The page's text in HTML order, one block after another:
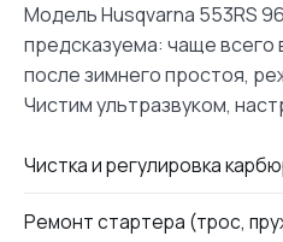
Модель Husqvarna 553RS
предсказуема: чаще
после зимнего простоя,
Чистим ультразвуком,
Чистка и регулировка
Ремонт стартера (трос,